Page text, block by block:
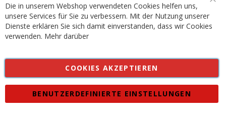
Die in unserem Webshop verwendeten Cookies helfen uns,
unsere Services für Sie zu verbessern. Mit der Nutzung unserer
Dienste erklären Sie sich damit einverstanden, dass wir Cookies
verwenden. Mehr darüber
COOKIES AKZEPTIEREN
BENUTZERDEFINIERTE EINSTELLUNGEN